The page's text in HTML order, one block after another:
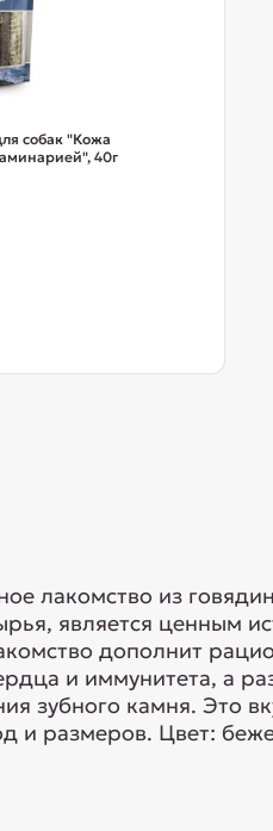
собак "Кожа
40г
лакомство из
является ценным
дополнит
и иммунитета, а
зубного камня. Это
и размеров. Цвет: